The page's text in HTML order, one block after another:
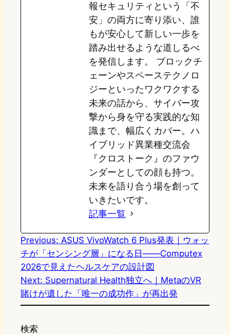
報セキュリティという「不
安」の両方に寄り添い、誰
もが安心して新しい一歩を
踏み出せるような道しるべ
を発信します。 ブロックチ
ェーンやスペーステクノロ
ジーといったワクワクする
未来の話から、サイバー攻
撃から身を守る実践的な知
識まで、幅広くカバー。ハ
イブリッド異業種交流会
『クロストーク』のファウ
ンダーとしての顔も持つ。
未来を語り合う場を創って
いきたいです。
記事一覧
Previous: ASUS VivoWatch 6 Plus発表｜ウォッ
チが「センシング層」になる日——Computex
2026で見えたヘルスケアの設計図
Next: Supernatural Health独立へ｜MetaのVR
賭けが遺した「唯一の成功作」が再出発
検索